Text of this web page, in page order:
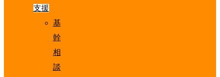
支援
基
幹
相
談